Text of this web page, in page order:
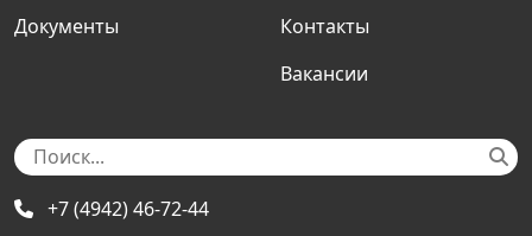
Документы
Контакты
Вакансии
+7 (4942) 46-72-44